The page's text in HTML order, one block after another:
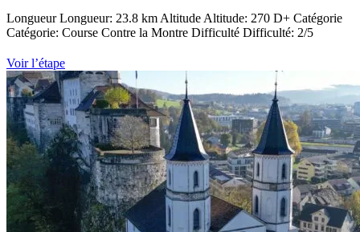
Longueur Longueur: 23.8 km Altitude Altitude: 270 D+ Catégorie
Catégorie: Course Contre la Montre Difficulté Difficulté: 2/5
Voir l’étape